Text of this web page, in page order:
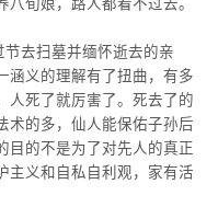
节去扫墓并缅怀逝去的亲
涵义的理解有了扭曲，有多
人死了就厉害了。死去了的
术的多，仙人能保佑子孙后
目的不是为了对先人的真正
主义和自私自利观，家有活